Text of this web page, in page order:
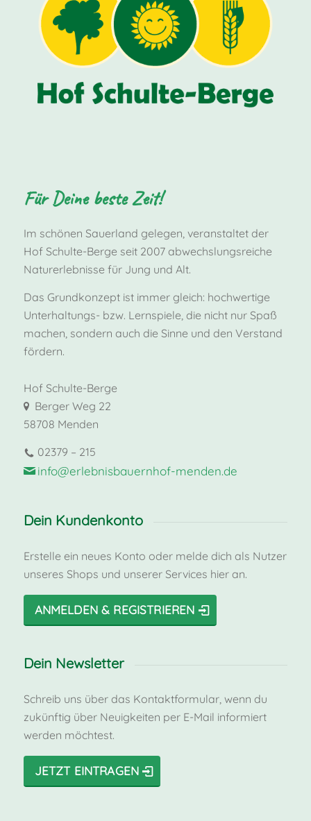
Für Deine beste Zeit!
Im schönen Sauerland gelegen, veranstaltet der
Hof Schulte-Berge seit 2007 abwechslungsreiche
Naturerlebnisse für Jung und Alt.
Das Grundkonzept ist immer gleich: hochwertige
Unterhaltungs- bzw. Lernspiele, die nicht nur Spaß
machen, sondern auch die Sinne und den Verstand
fördern.
Hof Schulte-Berge
Berger Weg 22
58708 Menden
02379 – 215
info@erlebnisbauernhof-menden.de
Dein Kundenkonto
Erstelle ein neues Konto oder melde dich als Nutzer
unseres Shops und unserer Services hier an.
ANMELDEN & REGISTRIEREN
Dein Newsletter
Schreib uns über das Kontaktformular, wenn du
zukünftig über Neuigkeiten per E-Mail informiert
werden möchtest.
JETZT EINTRAGEN